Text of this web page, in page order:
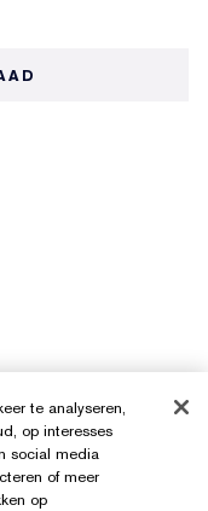
te analyseren,
op interesses
social media
of meer
op